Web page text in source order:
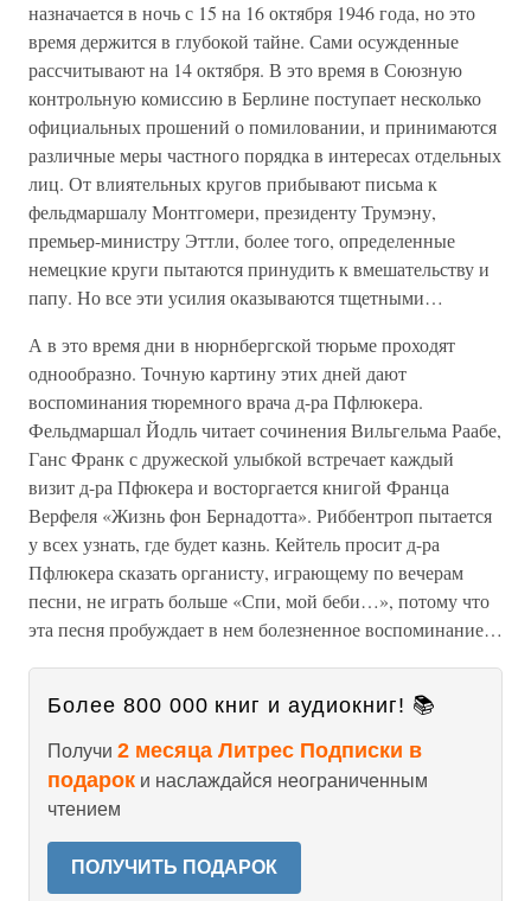
назначается в ночь с 15 на 16 октября 1946 года, но это
время держится в глубокой тайне. Сами осужденные
рассчитывают на 14 октября. В это время в Союзную
контрольную комиссию в Берлине поступает несколько
официальных прошений о помиловании, и принимаются
различные меры частного порядка в интересах отдельных
лиц. От влиятельных кругов прибывают письма к
фельдмаршалу Монтгомери, президенту Трумэну,
премьер-министру Эттли, более того, определенные
немецкие круги пытаются принудить к вмешательству и
папу. Но все эти усилия оказываются тщетными…
А в это время дни в нюрнбергской тюрьме проходят
однообразно. Точную картину этих дней дают
воспоминания тюремного врача д-ра Пфлюкера.
Фельдмаршал Йодль читает сочинения Вильгельма Раабе,
Ганс Франк с дружеской улыбкой встречает каждый
визит д-ра Пфюкера и восторгается книгой Франца
Верфеля «Жизнь фон Бернадотта». Риббентроп пытается
у всех узнать, где будет казнь. Кейтель просит д-ра
Пфлюкера сказать органисту, играющему по вечерам
песни, не играть больше «Спи, мой беби…», потому что
эта песня пробуждает в нем болезненное воспоминание…
Более 800 000 книг и аудиокниг! 📚
Получи 2 месяца Литрес Подписки в
подарок и наслаждайся неограниченным
чтением
ПОЛУЧИТЬ ПОДАРОК